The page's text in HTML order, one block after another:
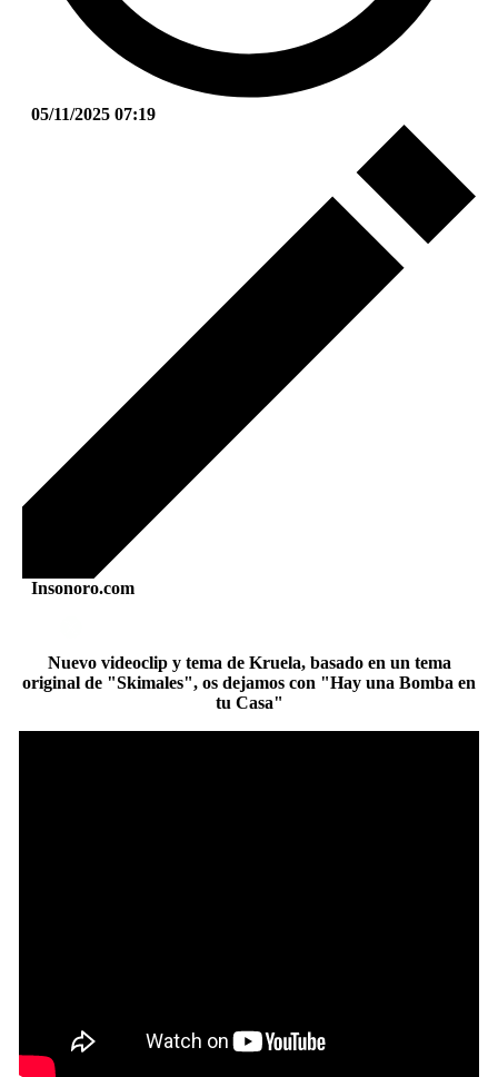
05/11/2025 07:19
Insonoro.com
Nuevo videoclip y tema de Kruela, basado en un tema
original de "Skimales", os dejamos con "Hay una Bomba en
tu Casa"